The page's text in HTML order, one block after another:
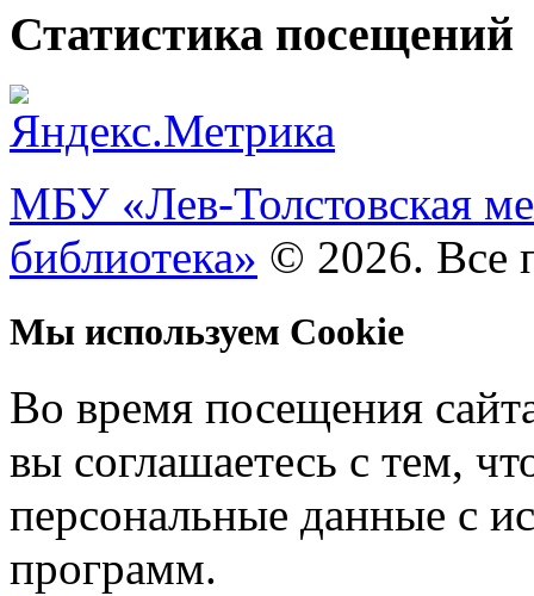
Статистика посещений
МБУ «Лев-Толстовская
библиотека» © 2026. Все
Мы используем Cookie
Во время посещения
вы соглашаетесь с тем,
персональные данные с
программ.